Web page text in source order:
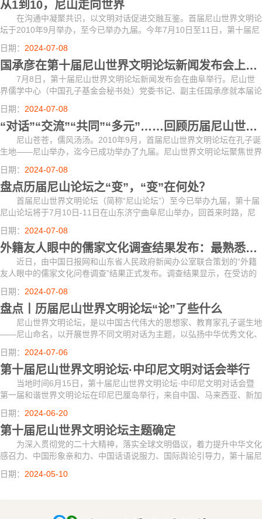
从1到10，尼山走向世界
在沟通中凝聚共识，以文明对话促进交融互鉴。首届尼山世界文明论
坛于2010年9月举办，至今已举办九届。今年7月10日至11日，第十届尼
山世界文明论坛将在孔子故里曲阜举办。
日期： 2024-07-08
国承彦在第十届尼山世界文明论坛新闻发布会上答记者问
7月8日，第十届尼山世界文明论坛新闻发布会在曲阜举行。尼山世
界儒学中心（中国孔子基金会秘书处）党委书记、副主任国承彦就本届论
坛的主题设立、加强论坛学术性等方面的问题，回答记者提问。
日期： 2024-07-08
“对话”“交流”“共同”“多元”……回顾历届尼山世界文明论坛关键词
尼山苍苍，儒风汤汤。2010年9月，首届尼山世界文明论坛在孔子诞
生地——尼山举办，迄今已成功举办了九届。尼山世界文明论坛聚焦世界
不同文明对话，日益成为推动中华优秀传统文化传承发展、弘扬全人类共
同价值、加...
日期： 2024-07-08
盘点历届尼山论坛之“变”，“变”在何处？
首届尼山世界文明论坛（简称“尼山论坛”）至今已举办九届，第十届
尼山论坛将于7月10日-11日在山东济宁曲阜尼山举办，回首来时路，尼
山论坛日益成为推动中华优秀传统文化传承发展、弘扬全人类共同价值、
加强国际...
日期： 2024-07-08
外籍友人眼中的儒家文化调查结果发布：最熟悉的论语经典竟然是这句！
近日，由中国日报网和山东省人民政府新闻办公室联合策划的“外籍
友人眼中的儒家文化问卷调查”结果正式发布。调查结果显示，在受访的
312位外籍人士中，“己所不欲，勿施于人”是他们最为熟知的《论语》名
句。
日期： 2024-07-08
盘点丨历届尼山世界文明论坛“论”了些什么
尼山世界文明论坛，是以中国古代伟大的思想家、教育家孔子诞生地
——尼山命名，以开展世界不同文明对话为主题，以弘扬中华优秀文化、
促进中外文化交流、推动建设人类命运共同体为目的，学术性、国际性与
开放性相...
日期： 2024-07-06
第十届尼山世界文明论坛·中印尼文明对话会举行
当地时间6月15日，第十届尼山世界文明论坛·中印尼文明对话会暨
第一届和谐世界文明论坛在印尼巴厘岛举行，来自中国、马来西亚、新加
坡以及东道主印尼的专家学者围绕“构建全人类和谐共生的文明”这一主题
交流思想...
日期： 2024-06-20
第十届尼山世界文明论坛主题确定
为深入贯彻党的二十大精神，落实全球文明倡议，着力提升中华文化
感召力、中国形象亲和力、中国话语说服力、国际舆论引导力，第十届尼
山世界文明论坛拟于2024年7月10-11日在山东济宁曲阜尼山举办。
日期： 2024-05-10